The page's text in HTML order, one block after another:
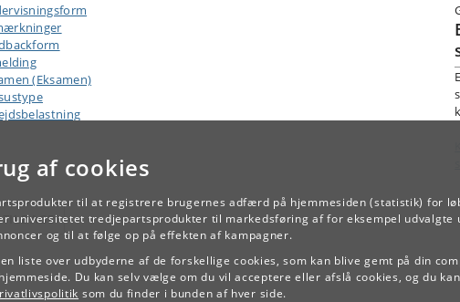
af cookies
til at registrere brugernes adfærd på hjemmesiden (statistik) for
universitetet tredjepartsprodukter til markedsføring af for eksempel udvalgte
og til at følge op på effekten af kampagner.
liste over udbyderne af de forskellige cookies, som kan blive gemt på din
Du kan selv vælge om du vil acceptere eller afslå cookies, og du
som du finder i bunden af hver side.
(Eksamen)
TILBAGE